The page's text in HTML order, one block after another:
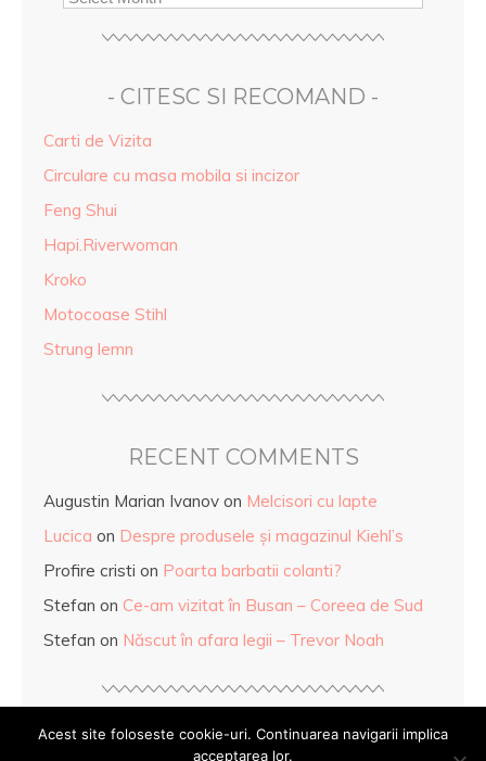
- CITESC SI RECOMAND -
Carti de Vizita
Circulare cu masa mobila si incizor
Feng Shui
Hapi.Riverwoman
Kroko
Motocoase Stihl
Strung lemn
RECENT COMMENTS
Augustin Marian Ivanov on Melcisori cu lapte
Lucica on Despre produsele și magazinul Kiehl’s
Profire cristi on Poarta barbatii colanti?
Stefan on Ce-am vizitat în Busan – Coreea de Sud
Stefan on Născut în afara legii – Trevor Noah
Acest site foloseste cookie-uri. Continuarea navigarii implica
acceptarea lor.